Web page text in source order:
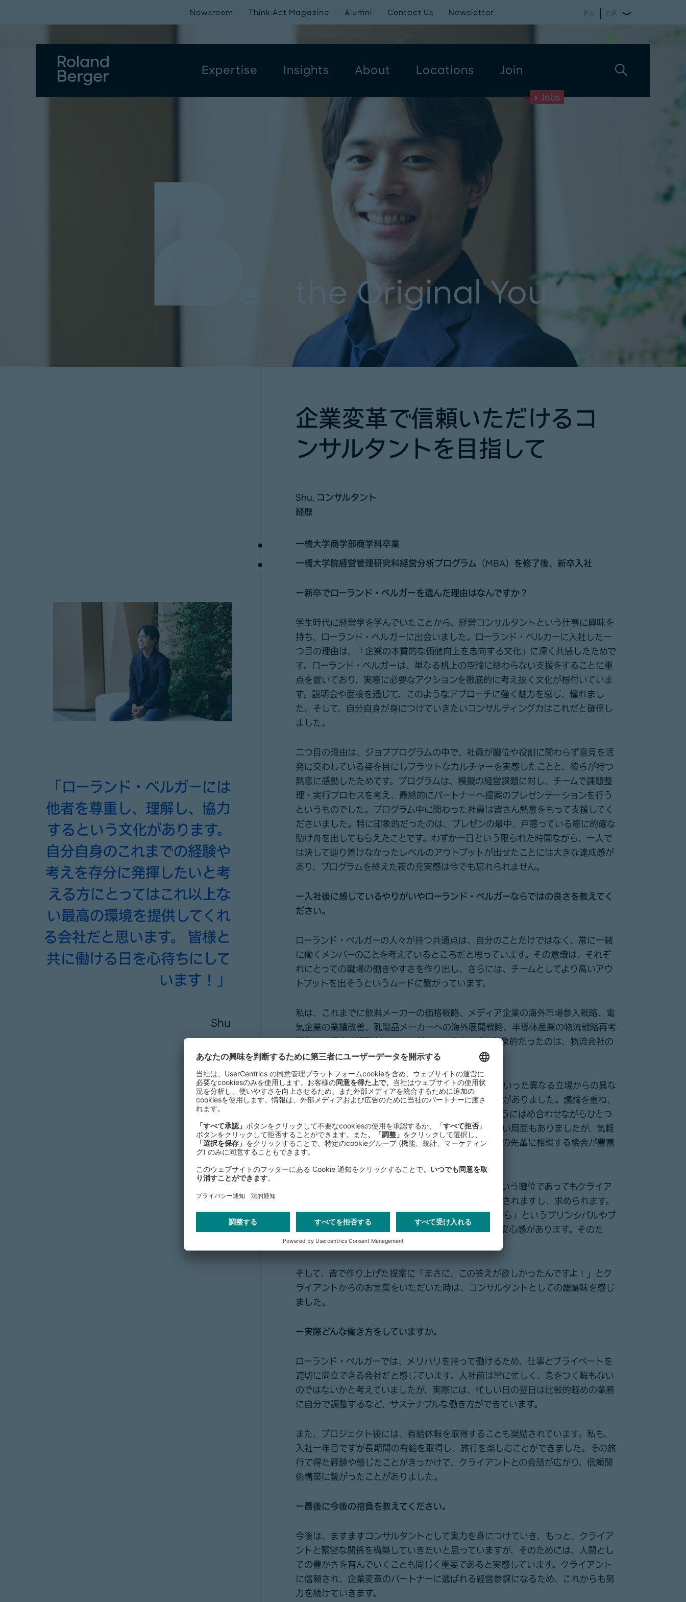
Expertise Insights About Locations Join
Newsroom Think:Act Magazine Alumni Contact Us Newsletter EN DE
Jobs
the Original You.
企業変革で信頼いただけるコ
ンサルタントを目指して
Shu, コンサルタント
経歴
一橋大学商学部商学科卒業
一橋大学院経営管理研究科経営分析プログラム （MBA）を修了後、 新卒入社
「ローランド・ベルガーには
他者を尊重し、理解し、協力
するという文化があります。
自分自身のこれまでの経験や
考えを存分に発揮したいと考
える方にとってはこれ以上な
い最高の環境を提供してくれ
る会社だと思います。 皆様と
共に働ける日を心待ちにして
います！」
Shu
ー新卒でローランド・ベルガーを選んだ理由はなんですか？
学生時代に経営学を学んでいたことから、経営コンサルタントという仕事に興味を
持ち、ローランド・ベルガーに出会いました。ローランド・ベルガーに入社した一
つ目の理由は、「企業の本質的な価値向上を志向する文化」に深く共感したためで
す。ローランド・ベルガーは、単なる机上の空論に終わらない支援をすることに重
点を置いており、実際に必要なアクションを徹底的に考え抜く文化が根付いていま
す。説明会や面接を通じて、このようなアプローチに強く魅力を感じ、憧れまし
た。そして、自分自身が身につけていきたいコンサルティング力はこれだと確信し
ました。
二つ目の理由は、ジョブプログラムの中で、社員が職位や役割に関わらず意見を活
発に交わしている姿を目にしフラットなカルチャーを実感したことと、彼らが持つ
熱意に感動したためです。プログラムは、模擬の経営課題に対し、チームで課題整
理・実行プロセスを考え、最終的にパートナーへ提案のプレゼンテーションを行う
というものでした。プログラム中に関わった社員は皆さん熱意をもって支援してく
ださいました。特に印象的だったのは、プレゼンの最中、戸惑っている際に的確な
助け舟を出してもらえたことです。わずか一日という限られた時間ながら、一人で
は決して辿り着けなかったレベルのアウトプットが出せたことには大きな達成感が
あり、プログラムを終えた夜の充実感は今でも忘れられません。
ー入社後に感じているやりがいやローランド・ベルガーならではの良さを教えてく
ださい。
ローランド・ベルガーの人々が持つ共通点は、自分のことだけではなく、常に一緒
に働くメンバーのことを考えているところだと思っています。その意識は、それぞ
れにとっての職場の働きやすさを作り出し、さらには、チームとしてより高いアウ
トプットを出そうというムードに繋がっています。
私は、これまでに飲料メーカーの価格戦略、メディア企業の海外市場参入戦略、電
気企業の業績改善、乳製品メーカーへの海外展開戦略、半導体産業の物流戦略再考
案など、幅広く活動させていただいています。特に印象的だったのは、物流会社の
ITシステム組織の再構築プロジェクトです。
毎日のようにクライアントと議論し、経営層や現場といった異なる立場からの異な
る課題感を整理しながら、戦略として纏め上げる必要がありました。議論を重ね、
様々なステークホルダーの意見をパズルのピースのようにはめ合わせながらひとつ
の解を出していくことにやりがいを感じました。難しい局面もありましたが、気軽
にプロジェクトの意見交換をしたり、プロジェクト外の先輩に相談する機会が豊富
にあることに私は働きやすさを感じました。
また、プロジェクト中は、ジュニアコンサルタントという職位であってもクライア
ントのために、議論への参加や、積極的な意見が歓迎されますし、求められます。
そんな時、常に後ろには「もし何かあったら助けるから」というプリンシパルやプ
ロジェクトマネージャーの先輩からのサポートがある安心感があります。そのた
め、積極的にチャレンジしていくことができます。
そして、皆で作り上げた提案に「まさに、この答えが欲しかったんですよ！」とク
ライアントからのお言葉をいただいた時は、コンサルタントとしての醍醐味を感じ
ました。
ー実際どんな働き方をしていますか。
ローランド・ベルガーでは、メリハリを持って働けるため、仕事とプライベートを
適切に両立できる会社だと感じています。入社前は常に忙しく、息をつく暇もない
のではないかと考えていましたが、実際には、忙しい日の翌日は比較的軽めの業務
に自分で調整するなど、サステナブルな働き方ができています。
また、プロジェクト後には、有給休暇を取得することも奨励されています。私も、
入社一年目ですが長期間の有給を取得し、旅行を楽しむことができました。その旅
行で得た経験や感じたことがきっかけで、クライアントとの会話が広がり、信頼関
係構築に繋がったことがありました。
ー最後に今後の抱負を教えてください。
今後は、ますますコンサルタントとして実力を身につけていき、もっと、クライア
ントと緊密な関係を構築していきたいと思っていますが、そのためには、人間とし
ての豊かさを育んでいくことも同じく重要であると実感しています。クライアント
に信頼され、企業変革のパートナーに選ばれる経営参謀になるため、これからも努
力を続けていきます。